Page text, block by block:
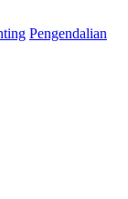
Pengendalian